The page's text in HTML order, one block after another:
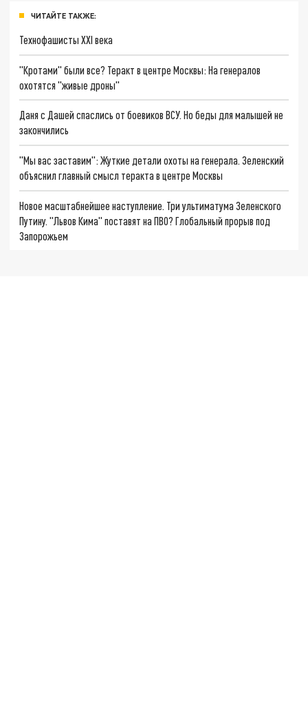
ЧИТАЙТЕ ТАКЖЕ:
Технофашисты XXI века
"Кротами" были все? Теракт в центре Москвы: На генералов
охотятся "живые дроны"
Даня с Дашей спаслись от боевиков ВСУ. Но беды для малышей не
закончились
"Мы вас заставим": Жуткие детали охоты на генерала. Зеленский
объяснил главный смысл теракта в центре Москвы
Новое масштабнейшее наступление. Три ультиматума Зеленского
Путину. "Львов Кима" поставят на ПВО? Глобальный прорыв под
Запорожьем